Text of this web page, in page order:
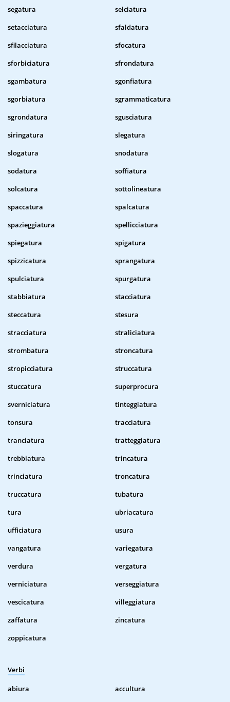
segatura
selciatura
setacciatura
sfaldatura
sfilacciatura
sfocatura
sforbiciatura
sfrondatura
sgambatura
sgonfiatura
sgorbiatura
sgrammaticatura
sgrondatura
sgusciatura
siringatura
slegatura
slogatura
snodatura
sodatura
soffiatura
solcatura
sottolineatura
spaccatura
spalcatura
spazieggiatura
spellicciatura
spiegatura
spigatura
spizzicatura
sprangatura
spulciatura
spurgatura
stabbiatura
stacciatura
steccatura
stesura
stracciatura
straliciatura
strombatura
stroncatura
stropicciatura
struccatura
stuccatura
superprocura
sverniciatura
tinteggiatura
tonsura
tracciatura
tranciatura
tratteggiatura
trebbiatura
trincatura
trinciatura
troncatura
truccatura
tubatura
tura
ubriacatura
ufficiatura
usura
vangatura
variegatura
verdura
vergatura
verniciatura
verseggiatura
vescicatura
villeggiatura
zaffatura
zincatura
zoppicatura
Verbi
abiura accultura